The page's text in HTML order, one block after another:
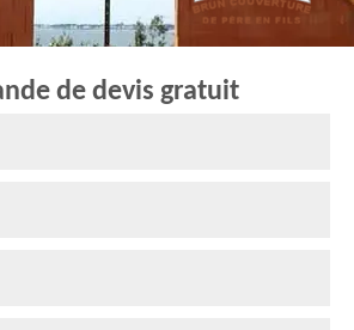
de devis gratuit